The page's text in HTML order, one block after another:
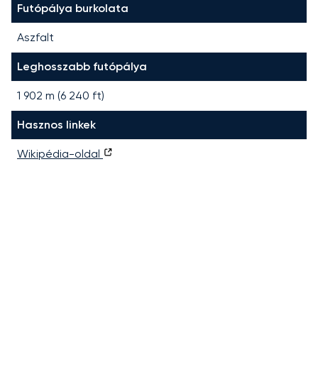
Futópálya burkolata
Aszfalt
Leghosszabb futópálya
1 902 m (6 240 ft)
Hasznos linkek
Wikipédia-oldal